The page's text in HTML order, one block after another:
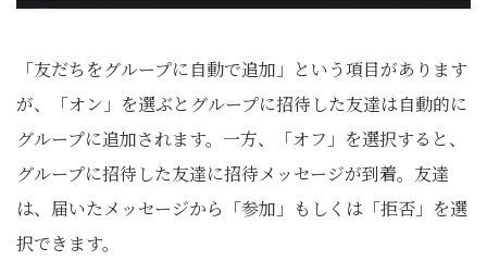
「友だちをグループに自動で追加」という項目があります
が、「オン」を選ぶとグループに招待した友達は自動的に
グループに追加されます。一方、「オフ」を選択すると、
グループに招待した友達に招待メッセージが到着。友達
は、届いたメッセージから「参加」もしくは「拒否」を選
択できます。